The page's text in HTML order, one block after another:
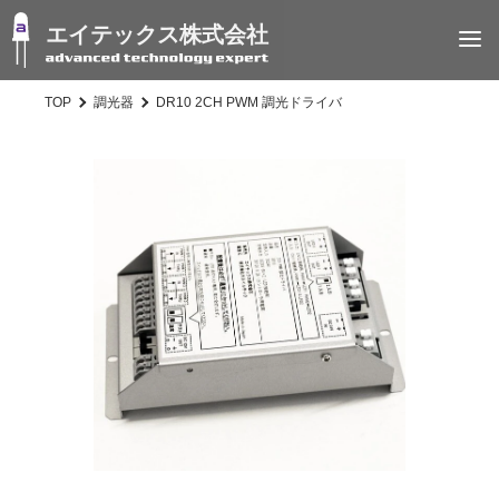
エイテックス株式会社
TOP 調光器 DR10 2CH PWM 調光ドライバ